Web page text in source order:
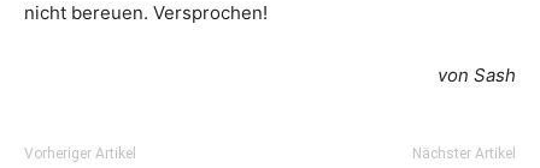
nicht bereuen. Versprochen!
von Sash
Vorheriger Artikel Nächster Artikel